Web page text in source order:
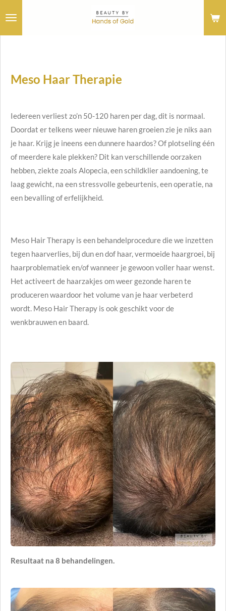
Meso Haar Therapie
Iedereen verliest zo’n 50-120 haren per dag, dit is normaal.
Doordat er telkens weer nieuwe haren groeien zie je niks aan
je haar. Krijg je ineens een dunnere haardos? Of plotseling één
of meerdere kale plekken? Dit kan verschillende oorzaken
hebben, ziekte zoals Alopecia, een schildklier aandoening, te
laag gewicht, na een stressvolle gebeurtenis, een operatie, na
een bevalling of erfelijkheid.
Meso Hair Therapy is een behandelprocedure die we inzetten
tegen haarverlies, bij dun en dof haar, vermoeide haargroei, bij
haarproblematiek en/of wanneer je gewoon voller haar wenst.
Het activeert de haarzakjes om weer gezonde haren te
produceren waardoor het volume van je haar verbeterd
wordt. Meso Hair Therapy is ook geschikt voor de
wenkbrauwen en baard.
Resultaat na 8 behandelingen.